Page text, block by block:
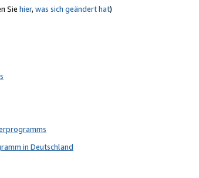
Sie hier,was sich geändert hat)
in Deutschland